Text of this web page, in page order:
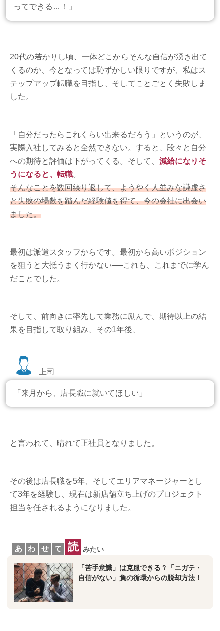
ってできる…！」
20代の若かりし頃、一体どこからそんな自信が湧き出て
くるのか、今となっては恥ずかしい限りですが、私はス
テップアップ転職を目指し、そしてことごとく失敗しま
した。
「自分だったらこれくらい出来るだろう」というのが、
実際入社してみると全然できない。すると、段々と自分
への期待と評価は下がってくる。そして、 減給になりそ
うになると、転職。
そんなことを数回繰り返して、ようやく人並みな謙虚さ
と失敗の場数を踏んだ経験値を得て、今の会社に出会い
ました。
最初は派遣スタッフからです。最初から高いポジション
を狙うと大抵うまく行かない──これも、これまでに学ん
だことでした。
そして、前向きに率先して業務に励んで、期待以上の結
果を目指して取り組み、その1年後、
上司
「来月から、店長職に就いてほしい」
と言われて、晴れて正社員となりました。
その後は店長職を5年、そしてエリアマネージャーとし
て3年を経験し、現在は新店舗立ち上げのプロジェクト
担当を任されるようになりました。
あ わ せ て 読 みたい
「苦手意識」は克服できる？「ニガテ・
自信がない」負の循環からの脱却方法！